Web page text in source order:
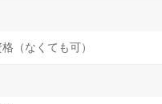
（なくても可）